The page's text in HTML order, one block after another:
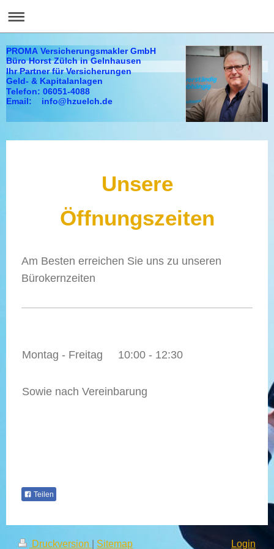
PROMA Versicherungsmakler GmbH
Büro Horst Zülch in Gelnhausen
Ihr Partner für Versicherungen
Geld- & Kapitalanlagen
Telefon: 06051-4088
Email: info@hzuelch.de
Unsere
Öffnungszeiten
Am Besten erreichen Sie uns zu unseren
Bürokernzeiten
Montag - Freitag 10:00 - 12:30
Sowie nach Vereinbarung
Teilen
Druckversion Sitemap Login